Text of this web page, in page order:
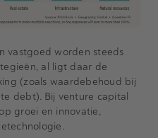
vastgoed worden steeds
al ligt daar de
(zoals waardebehoud bij
debt). Bij venture capital
groei en innovatie,